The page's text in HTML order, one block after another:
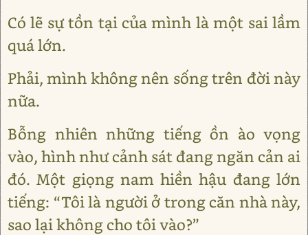
Có lẽ sự tồn tại của mình là một sai lầm
quá lớn.
Phải, mình không nên sống trên đời này
nữa.
Bỗng nhiên những tiếng ồn ào vọng
vào, hình như cảnh sát đang ngăn cản ai
đó. Một giọng nam hiền hậu đang lớn
tiếng: “Tôi là người ở trong căn nhà này,
sao lại không cho tôi vào?”